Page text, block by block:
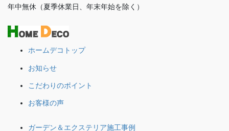
年中無休（夏季休業日、年末年始を除く）
ホームデコトップ
お知らせ
こだわりのポイント
お客様の声
ガーデン＆エクステリア施工事例